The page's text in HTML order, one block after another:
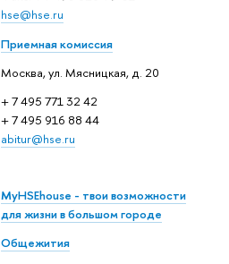
hse@hse.ru
Приемная комиссия
Москва, ул. Мясницкая, д. 20
+ 7 495 771 32 42
+ 7 495 916 88 44
abitur@hse.ru
MyHSEhouse - твои возможности
для жизни в большом городе
Общежития